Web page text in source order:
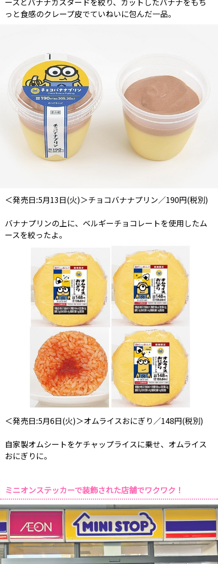
っと食感のクレープ皮でていねいに包んだ一品。
＜発売日:5月13日(火)＞チョコバナナプリン／190円(税別)
バナナプリンの上に、ベルギーチョコレートを使用したム
ースを絞ったよ。
＜発売日:5月6日(火)＞オムライスおにぎり／148円(税別)
自家製オムシートをケチャップライスに乗せ、オムライス
おにぎりに。
ミニオンステッカーで装飾された店舗でワクワク！